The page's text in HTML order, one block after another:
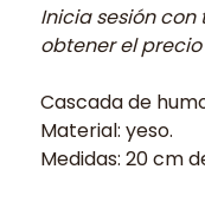
Inicia sesión
obtener el
Cascada de
Material: yeso.
Medidas: 20 cm